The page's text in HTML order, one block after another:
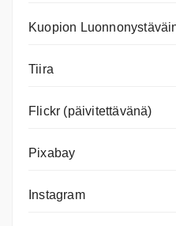
Kuopion
Tiira
Flickr (päivitettävänä)
Pixabay
Instagram